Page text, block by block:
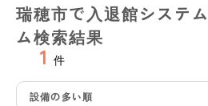
瑞穂市で入退館システ
ム検索結果
1 件
設備の多い順